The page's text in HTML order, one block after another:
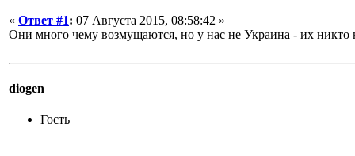
« Ответ #1: 07 Августа 2015, 08:58:42 »
Они много чему возмущаются, но у нас не Украина - их никто
diogen
Гость